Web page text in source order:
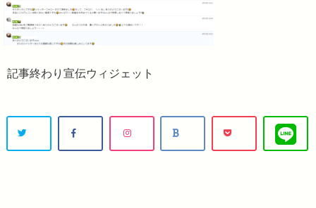
記事終わり宣伝ウィジェット